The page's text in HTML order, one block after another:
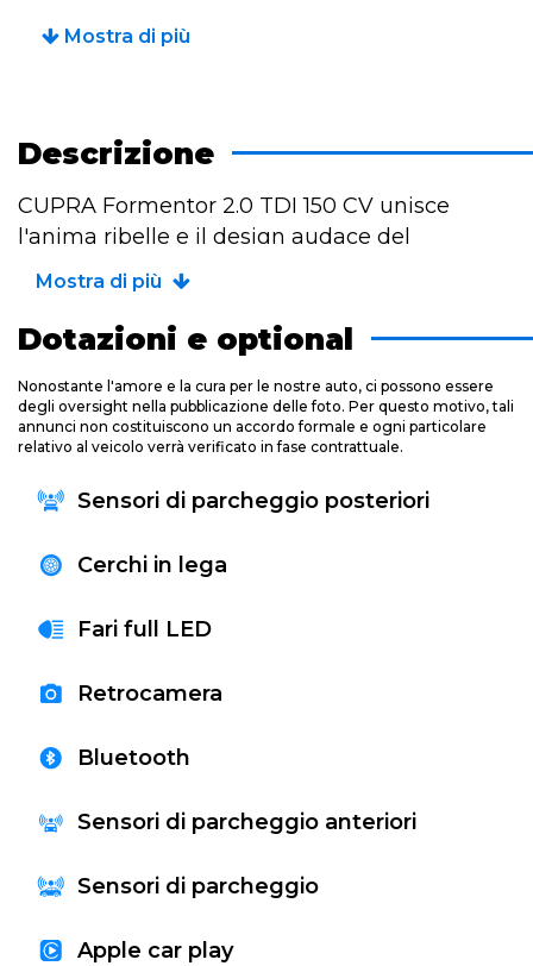
Mostra di più
Descrizione
CUPRA Formentor 2.0 TDI 150 CV unisce
l'anima ribelle e il design audace del
crossover spagnolo alla concretezza di un
motore nato per i grandi viaggi. Il propulsore
turbodiesel da 150 CV offre una coppia
vigorosa fin dai bassi regimi, garantendo
un'ottima fluidità di marcia e consumi
straordinariamente contenuti, ideali per le
lunghe percorrenze. Le linee taglienti da
coupé e l'assetto sportivo mantengono intatto
il DNA dinamico del marchio, regalando
comfort. All'interno, l'abitacolo accoglie i
avvolgenti e una tecnologia intuitiva,
di grande carattere.
Mostra di più
Dotazioni e optional
Nonostante l'amore e la cura per le nostre auto, ci possono essere
degli oversight nella pubblicazione delle foto. Per questo motivo, tali
annunci non costituiscono un accordo formale e ogni particolare
relativo al veicolo verrà verificato in fase contrattuale.
Sensori di parcheggio posteriori
Cerchi in lega
Fari full LED
Retrocamera
Bluetooth
Sensori di parcheggio anteriori
Sensori di parcheggio
Apple car play